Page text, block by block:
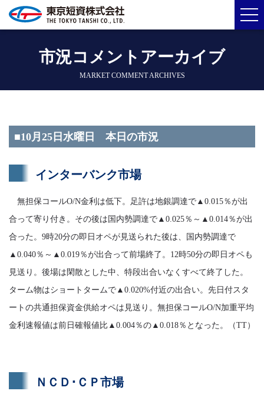
市況コメントアーカイブ
MARKET COMMENT ARCHIVES
■10月25日水曜日 本日の市況
インターバンク市場
無担保コールO/N金利は低下。足許は地銀調達で▲0.015％が出
合って寄り付き。その後は国内勢調達で▲0.025％～▲0.014％が出
合った。9時20分の即日オペが見送られた後は、国内勢調達で
▲0.040％～▲0.019％が出合って前場終了。12時50分の即日オペも
見送り。後場は閑散とした中、特段出合いなくすべて終了した。
ターム物はショートタームで▲0.020%付近の出合い。先日付スタ
ートの共通担保資金供給オペは見送り。無担保コールO/N加重平均
金利速報値は前日確報値比▲0.004％の▲0.018％となった。（TT）
ＮＣＤ･ＣＰ市場